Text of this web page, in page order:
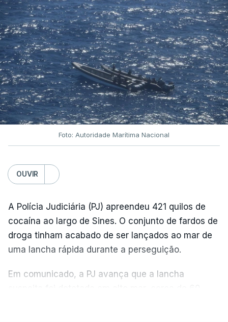
Foto: Autoridade Marítima Nacional
OUVIR
A Polícia Judiciária (PJ) apreendeu 421 quilos de
cocaína ao largo de Sines. O conjunto de fardos de
droga tinham acabado de ser lançados ao mar de
uma lancha rápida durante a perseguição.
Em comunicado, a PJ avança que a lancha